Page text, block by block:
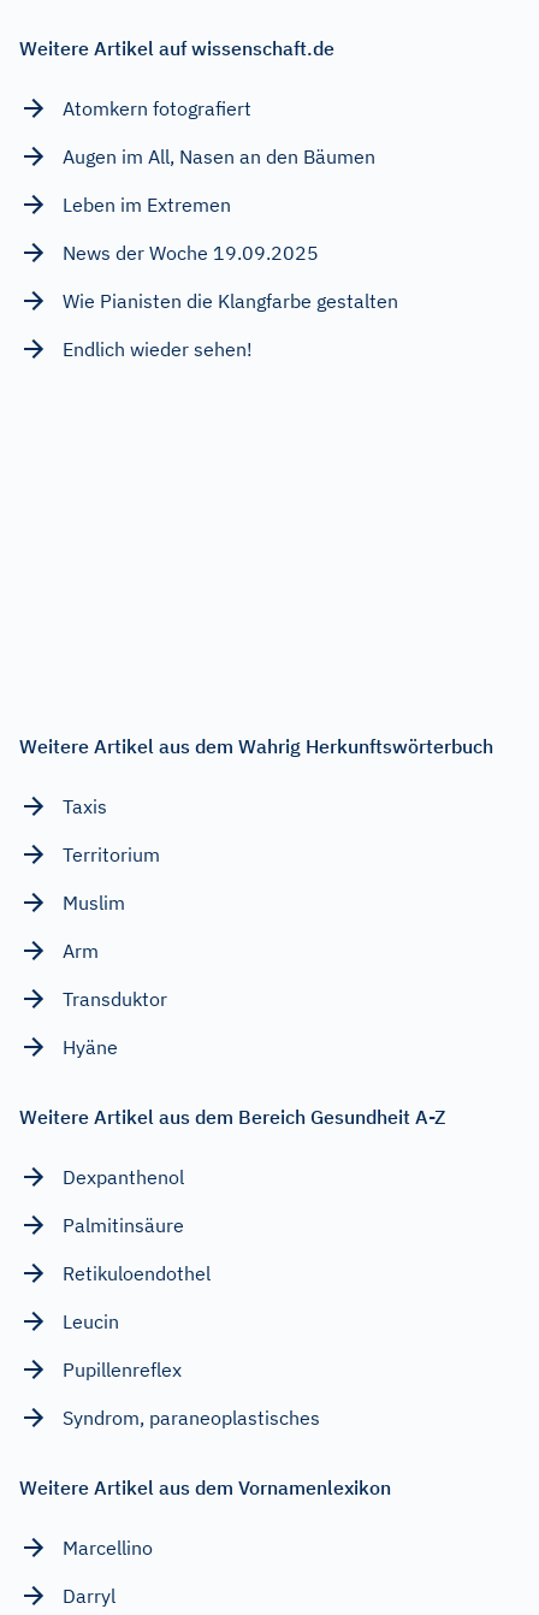
Weitere Artikel auf wissenschaft.de
Atomkern fotografiert
Augen im All, Nasen an den Bäumen
Leben im Extremen
News der Woche 19.09.2025
Wie Pianisten die Klangfarbe gestalten
Endlich wieder sehen!
Weitere Artikel aus dem Wahrig Herkunftswörterbuch
Taxis
Territorium
Muslim
Arm
Transduktor
Hyäne
Weitere Artikel aus dem Bereich Gesundheit A-Z
Dexpanthenol
Palmitinsäure
Retikuloendothel
Leucin
Pupillenreflex
Syndrom, paraneoplastisches
Weitere Artikel aus dem Vornamenlexikon
Marcellino
Darryl